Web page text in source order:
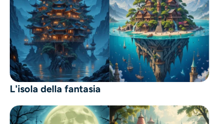
L'isola della fantasia